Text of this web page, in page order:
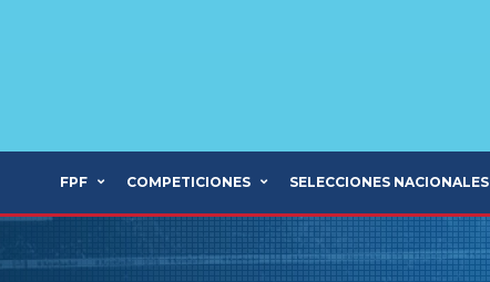
FPF COMPETICIONES SELECCIONES NACIONALES